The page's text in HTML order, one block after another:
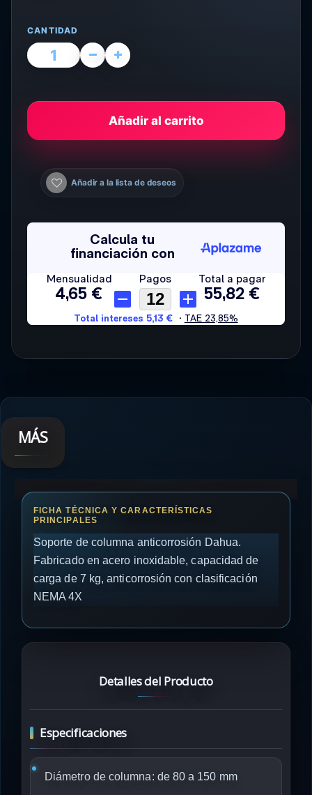
CANTIDAD
Añadir al carrito
Añadir a la lista de deseos
MÁS
Soporte de columna anticorrosión Dahua.
Fabricado en acero inoxidable, capacidad de
carga de 7 kg, anticorrosión con clasificación
NEMA 4X
Detalles del Producto
Especificaciones
Diámetro de columna: de 80 a 150 mm